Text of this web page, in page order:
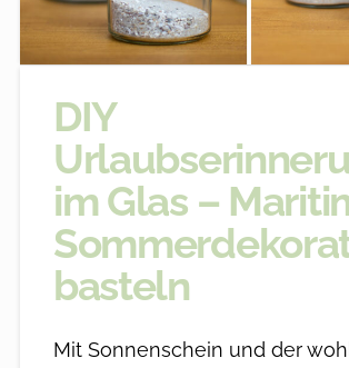
DIY
im Glas –
basteln
Mit Sonnenschein und der